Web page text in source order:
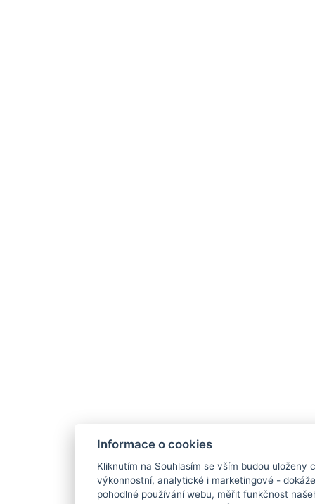
Informace o cookies
Kliknutím na Souhlasím se vším budou uloženy
výkonnostní, analytické i marketingové -
pohodlné používání webu, měřit funkčnost